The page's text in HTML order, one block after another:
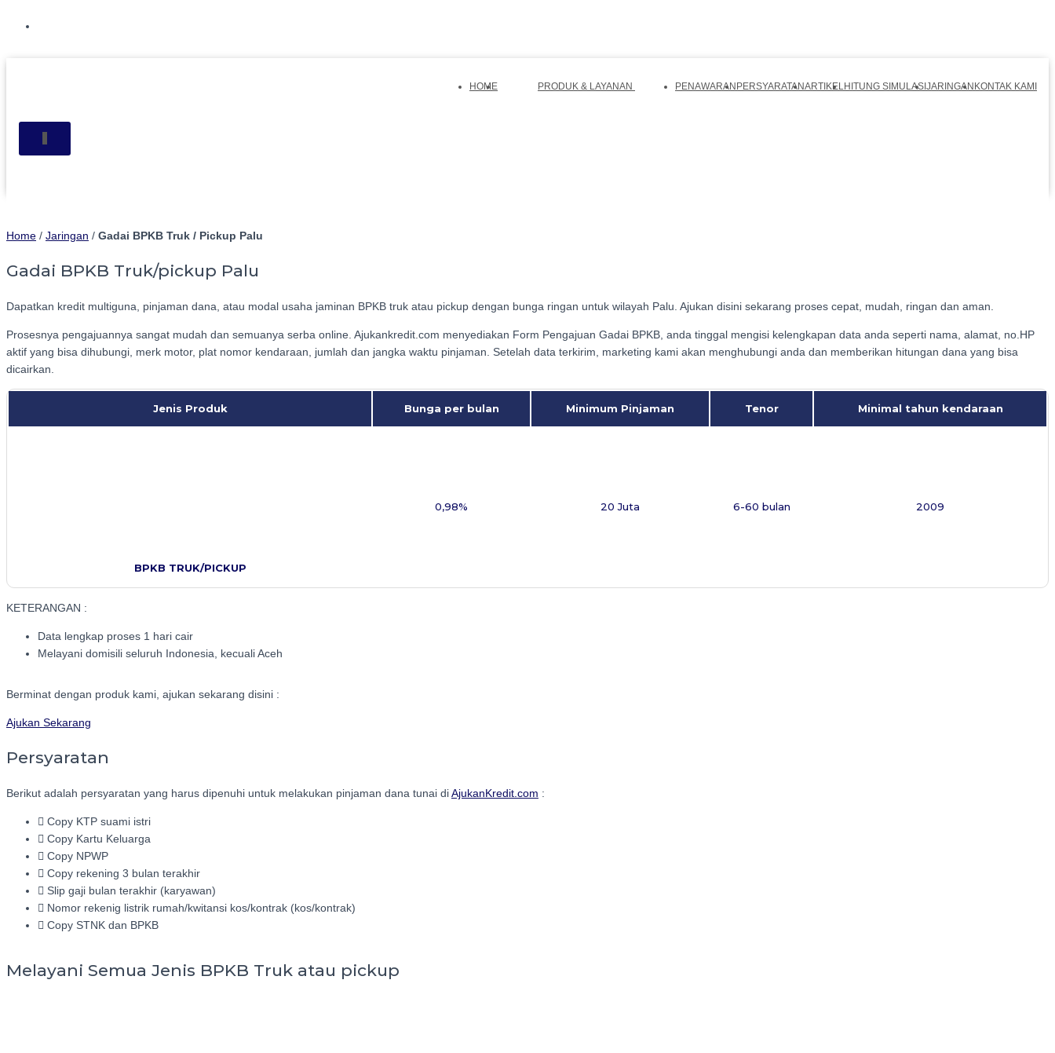
HOME PRODUK & LAYANAN PENAWARAN PERSYARATANARTIKELHITUNG SIMULASI JARINGAN KONTAK KAMI
Home / Jaringan / Gadai BPKB Truk / Pickup Palu
Gadai BPKB Truk/pickup Palu
Dapatkan kredit multiguna, pinjaman dana, atau modal usaha jaminan BPKB truk atau pickup dengan bunga ringan untuk wilayah Palu. Ajukan disini sekarang proses cepat, mudah, ringan dan aman.
Prosesnya pengajuannya sangat mudah dan semuanya serba online. Ajukankredit.com menyediakan Form Pengajuan Gadai BPKB, anda tinggal mengisi kelengkapan data anda seperti nama, alamat, no.HP
aktif yang bisa dihubungi, merk motor, plat nomor kendaraan, jumlah dan jangka waktu pinjaman. Setelah data terkirim, marketing kami akan menghubungi anda dan memberikan hitungan dana yang bisa
dicairkan.
Jenis Produk Bunga per bulan Minimum Pinjaman Tenor Minimal tahun kendaraan
BPKB TRUK/PICKUP
0,98% 20 Juta 6-60 bulan 2009
KETERANGAN :
Data lengkap proses 1 hari cair
Melayani domisili seluruh Indonesia, kecuali Aceh
Berminat dengan produk kami, ajukan sekarang disini :
Ajukan Sekarang
Persyaratan
Berikut adalah persyaratan yang harus dipenuhi untuk melakukan pinjaman dana tunai diAjukanKredit.com :
Copy KTP suami istri
Copy Kartu Keluarga
Copy NPWP
Copy rekening 3 bulan terakhir
Slip gaji bulan terakhir (karyawan)
Nomor rekenig listrik rumah/kwitansi kos/kontrak (kos/kontrak)
Copy STNK dan BPKB
Melayani Semua Jenis BPKB Truk atau pickup